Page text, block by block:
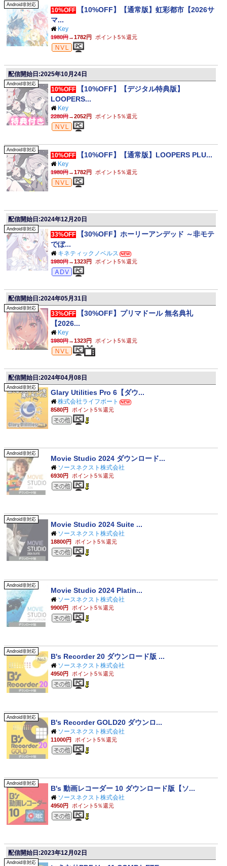
Android非対応
10%OFF
【10%OFF】【通常版】虹彩都市【2026サ
マ...
Key
1980円→1782円 ポイント5％還元
ビジュアルノベル
配信開始日:2025年10月24日
Android非対応
10%OFF
【10%OFF】【デジタル特典版】
LOOPERS...
Key
2280円→2052円 ポイント5％還元
ビジュアルノベル
Android非対応
10%OFF 【10%OFF】【通常版】LOOPERS PLU...
Key
1980円→1782円 ポイント5％還元
ビジュアルノベル
配信開始日:2024年12月20日
Android非対応
33%OFF
【30%OFF】ホーリーアンデッド ～非モテ
でぼ...
キネティックノベルス NEW
1980円→1323円 ポイント5％還元
アドベンチャー
配信開始日:2024年05月31日
Android非対応
33%OFF
【30%OFF】プリマドール 無名典礼
【2026...
Key
1980円→1323円 ポイント5％還元
ビジュアルノベル
配信開始日:2024年04月08日
Android非対応
Glary Utilities Pro 6【ダウ...
株式会社ライフボート NEW
8580円 ポイント5％還元
その他のジャンル
Android非対応
Movie Studio 2024 ダウンロード...
ソースネクスト株式会社
6930円 ポイント5％還元
その他のジャンル
Android非対応
Movie Studio 2024 Suite ...
ソースネクスト株式会社
18800円 ポイント5％還元
その他のジャンル
Android非対応
Movie Studio 2024 Platin...
ソースネクスト株式会社
9900円 ポイント5％還元
その他のジャンル
Android非対応
B's Recorder 20 ダウンロード版 ...
ソースネクスト株式会社
4950円 ポイント5％還元
その他のジャンル
Android非対応
B's Recorder GOLD20 ダウンロ...
ソースネクスト株式会社
11000円 ポイント5％還元
その他のジャンル
Android非対応
B's 動画レコーダー 10 ダウンロード版【ソ...
ソースネクスト株式会社
4950円 ポイント5％還元
その他のジャンル
配信開始日:2023年12月02日
Android非対応